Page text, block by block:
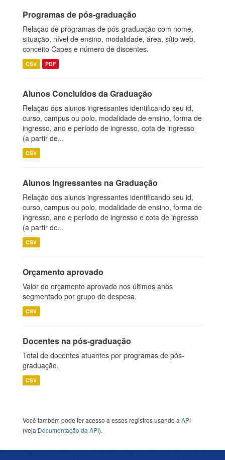
Programas de pós-graduação
Relação de programas de pós-graduação com nome,
situação, nível de ensino, modalidade, área, sítio web,
conceito Capes e número de discentes.
CSV PDF
Alunos Concluídos da Graduação
Relação dos alunos ingressantes identificando seu id,
curso, campus ou polo, modalidade de ensino, forma de
ingresso, ano e período de ingresso, cota de ingresso
(a partir de...
CSV
Alunos Ingressantes na Graduação
Relação dos alunos ingressantes identificando seu id,
curso, campus ou polo, modalidade de ensino, forma de
ingresso, ano e período de ingresso e cota de ingresso
(a partir de...
CSV
Orçamento aprovado
Valor do orçamento aprovado nos últimos anos
segmentado por grupo de despesa.
CSV
Docentes na pós-graduação
Total de docentes atuantes por programas de pós-
graduação.
CSV
Você também pode ter acesso a esses registros usando a API
(veja Documentação da API).